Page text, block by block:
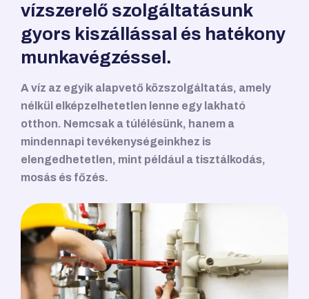
vízszerelő szolgáltatásunk
gyors kiszállással és hatékony
munkavégzéssel.
A víz az egyik alapvető közszolgáltatás, amely
nélkül elképzelhetetlen lenne egy lakható
otthon. Nemcsak a túlélésünk, hanem a
mindennapi tevékenységeinkhez is
elengedhetetlen, mint például a tisztálkodás,
mosás és főzés.